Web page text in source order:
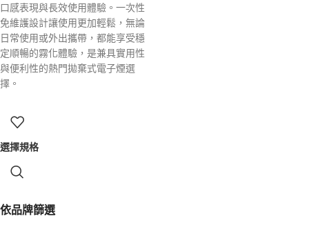
依品牌篩選
口感表現與長效使用體驗。一次性
免維護設計讓使用更加輕鬆，無論
日常使用或外出攜帶，都能享受穩
定順暢的霧化體驗，是兼具實用性
與便利性的熱門拋棄式電子煙選
擇。
選擇規格